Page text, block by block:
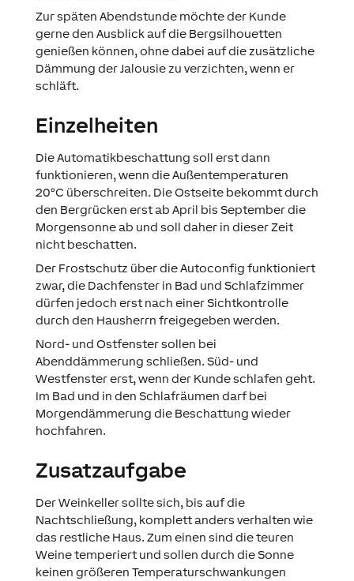
Zur späten Abendstunde möchte der Kunde
gerne den Ausblick auf die Bergsilhouetten
genießen können, ohne dabei auf die zusätzliche
Dämmung der Jalousie zu verzichten, wenn er
schläft.
Einzelheiten
Die Automatikbeschattung soll erst dann
funktionieren, wenn die Außentemperaturen
20°C überschreiten. Die Ostseite bekommt durch
den Bergrücken erst ab April bis September die
Morgensonne ab und soll daher in dieser Zeit
nicht beschatten.
Der Frostschutz über die Autoconfig funktioniert
zwar, die Dachfenster in Bad und Schlafzimmer
dürfen jedoch erst nach einer Sichtkontrolle
durch den Hausherrn freigegeben werden.
Nord- und Ostfenster sollen bei
Abenddämmerung schließen. Süd- und
Westfenster erst, wenn der Kunde schlafen geht.
Im Bad und in den Schlafräumen darf bei
Morgendämmerung die Beschattung wieder
hochfahren.
Zusatzaufgabe
Der Weinkeller sollte sich, bis auf die
Nachtschließung, komplett anders verhalten wie
das restliche Haus. Zum einen sind die teuren
Weine temperiert und sollen durch die Sonne
keinen größeren Temperaturschwankungen